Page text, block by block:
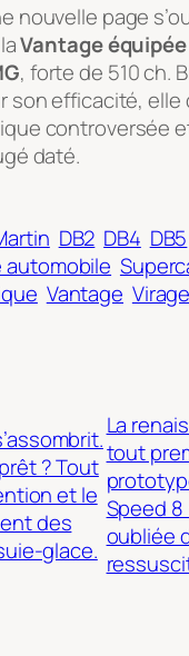
nouvelle page
laVantage
, forte de 510 ch.
son efficacité, elle
controversée
daté.
DB2 DB4 DB5
automobile
Vantage Virage
? Tout
et le
des
glace.
La
tout
Speed
oubliée